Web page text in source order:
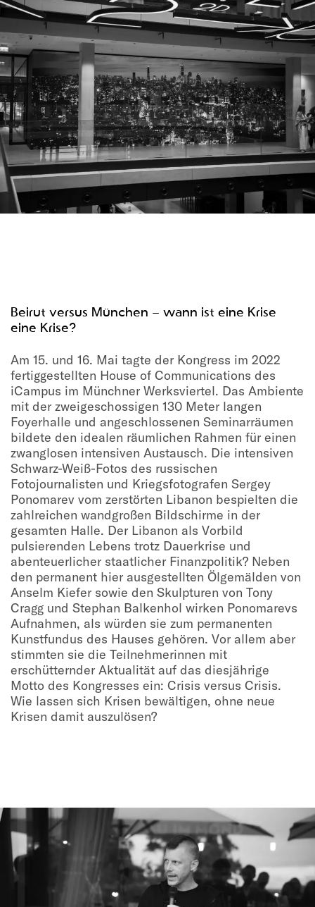
Beirut versus München – wann ist eine Krise
eine Krise?
Am 15. und 16. Mai tagte der Kongress im 2022
fertiggestellten House of Communications des
iCampus im Münchner Werksviertel. Das Ambiente
mit der zweigeschossigen 130 Meter langen
Foyerhalle und angeschlossenen Seminarräumen
bildete den idealen räumlichen Rahmen für einen
zwanglosen intensiven Austausch. Die intensiven
Schwarz-Weiß-Fotos des russischen
Fotojournalisten und Kriegsfotografen Sergey
Ponomarev vom zerstörten Libanon bespielten die
zahlreichen wandgroßen Bildschirme in der
gesamten Halle. Der Libanon als Vorbild
pulsierenden Lebens trotz Dauerkrise und
abenteuerlicher staatlicher Finanzpolitik? Neben
den permanent hier ausgestellten Ölgemälden von
Anselm Kiefer sowie den Skulpturen von Tony
Cragg und Stephan Balkenhol wirken Ponomarevs
Aufnahmen, als würden sie zum permanenten
Kunstfundus des Hauses gehören. Vor allem aber
stimmten sie die Teilnehmerinnen mit
erschütternder Aktualität auf das diesjährige
Motto des Kongresses ein: Crisis versus Crisis.
Wie lassen sich Krisen bewältigen, ohne neue
Krisen damit auszulösen?